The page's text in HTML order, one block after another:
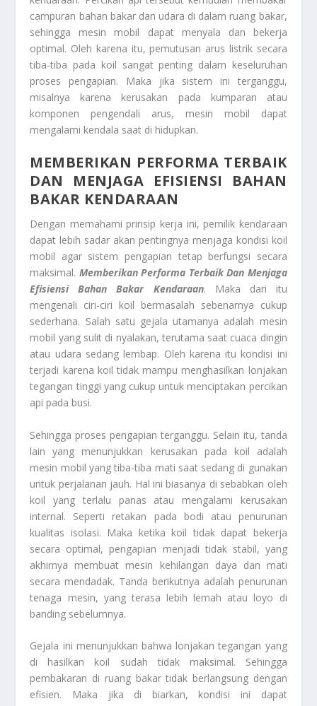
campuran bahan bakar dan udara di dalam ruang bakar,
sehingga mesin mobil dapat menyala dan bekerja
optimal. Oleh karena itu, pemutusan arus listrik secara
tiba-tiba pada koil sangat penting dalam keseluruhan
proses pengapian. Maka jika sistem ini terganggu,
misalnya karena kerusakan pada kumparan atau
komponen pengendali arus, mesin mobil dapat
mengalami kendala saat di hidupkan.
MEMBERIKAN PERFORMA TERBAIK
DAN MENJAGA EFISIENSI BAHAN
BAKAR KENDARAAN
Dengan memahami prinsip kerja ini, pemilik kendaraan
dapat lebih sadar akan pentingnya menjaga kondisi koil
mobil agar sistem pengapian tetap berfungsi secara
maksimal. Memberikan Performa Terbaik Dan Menjaga
Efisiensi Bahan Bakar Kendaraan. Maka dari itu
mengenali ciri-ciri koil bermasalah sebenarnya cukup
sederhana. Salah satu gejala utamanya adalah mesin
mobil yang sulit di nyalakan, terutama saat cuaca dingin
atau udara sedang lembap. Oleh karena itu kondisi ini
terjadi karena koil tidak mampu menghasilkan lonjakan
tegangan tinggi yang cukup untuk menciptakan percikan
api pada busi.
Sehingga proses pengapian terganggu. Selain itu, tanda
lain yang menunjukkan kerusakan pada koil adalah
mesin mobil yang tiba-tiba mati saat sedang di gunakan
untuk perjalanan jauh. Hal ini biasanya di sebabkan oleh
koil yang terlalu panas atau mengalami kerusakan
internal. Seperti retakan pada bodi atau penurunan
kualitas isolasi. Maka ketika koil tidak dapat bekerja
secara optimal, pengapian menjadi tidak stabil, yang
akhirnya membuat mesin kehilangan daya dan mati
secara mendadak. Tanda berikutnya adalah penurunan
tenaga mesin, yang terasa lebih lemah atau loyo di
banding sebelumnya.
Gejala ini menunjukkan bahwa lonjakan tegangan yang
di hasilkan koil sudah tidak maksimal. Sehingga
pembakaran di ruang bakar tidak berlangsung dengan
efisien. Maka jika di biarkan, kondisi ini dapat